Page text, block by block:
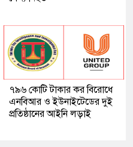
৭৯৬ কোটি টাকার কর বিরোধে
এনবিআর ও ইউনাইটেডের দুই
প্রতিষ্ঠানের আইনি লড়াই